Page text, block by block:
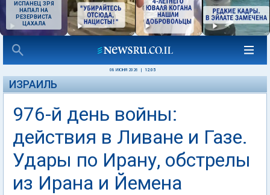
ИСПАНЕЦ ЗРЯ
НАПАЛ НА
РЕЗЕРВИСТА
ЦАХАЛА
08 ИЮНЯ 2026 12:05
ИЗРАИЛЬ
976-й день войны:
действия в Ливане и Газе.
Удары по Ирану, обстрелы
из Ирана и Йемена